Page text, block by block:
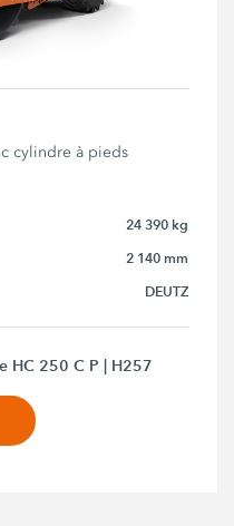
cylindre à pieds
24 390 kg
2 140 mm
DEUTZ
HC 250 C P | H257